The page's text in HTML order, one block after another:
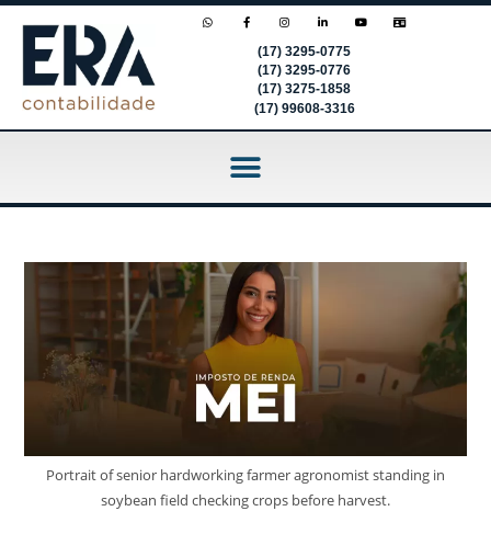
(17) 3295-0775
(17) 3295-0776
(17) 3275-1858
(17) 99608-3316
Portrait of senior hardworking farmer agronomist standing in
soybean field checking crops before harvest.